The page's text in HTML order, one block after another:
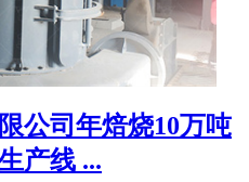
公司年焙烧10万吨
产线 ...